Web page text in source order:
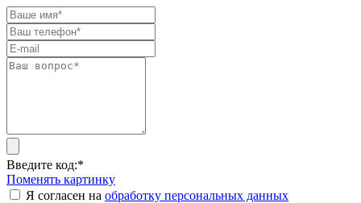
Введите код:*
Поменять картинку
Я согласен на обработку персональных данных